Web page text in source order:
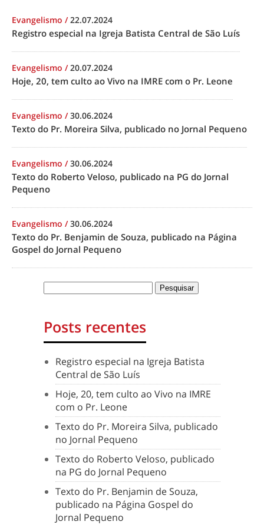
Evangelismo /22.07.2024
Registro especial na Igreja Batista Central de São Luís
Evangelismo /20.07.2024
Hoje, 20, tem culto ao Vivo na IMRE com o Pr. Leone
Evangelismo /30.06.2024
Texto do Pr. Moreira Silva, publicado no Jornal Pequeno
Evangelismo /30.06.2024
Texto do Roberto Veloso, publicado na PG do Jornal
Pequeno
Evangelismo /30.06.2024
Texto do Pr. Benjamin de Souza, publicado na Página
Gospel do Jornal Pequeno
Posts recentes
Registro especial na Igreja Batista
Central de São Luís
Hoje, 20, tem culto ao Vivo na IMRE
com o Pr. Leone
Texto do Pr. Moreira Silva, publicado
no Jornal Pequeno
Texto do Roberto Veloso, publicado
na PG do Jornal Pequeno
Texto do Pr. Benjamin de Souza,
publicado na Página Gospel do
Jornal Pequeno